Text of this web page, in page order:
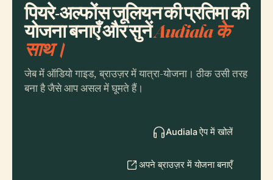
पियरे-अल्फोंस जूलियन की प्रतिमा की
योजना बनाएँ और सुनेंAudiala के
साथ।
जेब में ऑडियो गाइड, ब्राउज़र में यात्रा-योजना। ठीक उसी तरह
बना है जैसे आप असल में घूमते हैं।
Audiala ऐप में खोलें
अपने ब्राउज़र में योजना बनाएँ